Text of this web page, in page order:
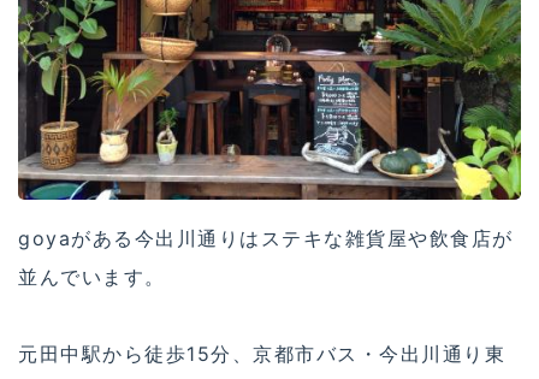
goyaがある今出川通りはステキな雑貨屋や飲食店が
並んでいます。
元田中駅から徒歩15分、京都市バス・今出川通り東